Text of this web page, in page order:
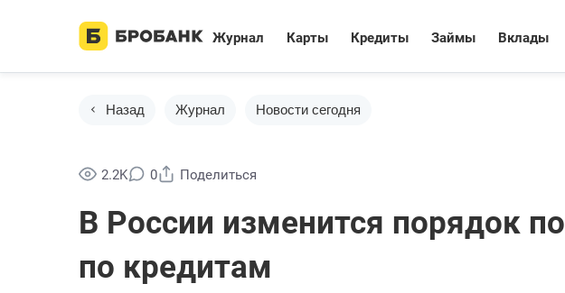
Журнал Карты Кредиты Займы Вклады
Назад Журнал Новости сегодня
2.2K 0 Поделиться
В России изменится порядок
по кредитам